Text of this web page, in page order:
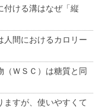
付ける溝はなぜ「縦
人間におけるカロリー
ＷＳＣ）は糖質と同
ますが、使いやすくて